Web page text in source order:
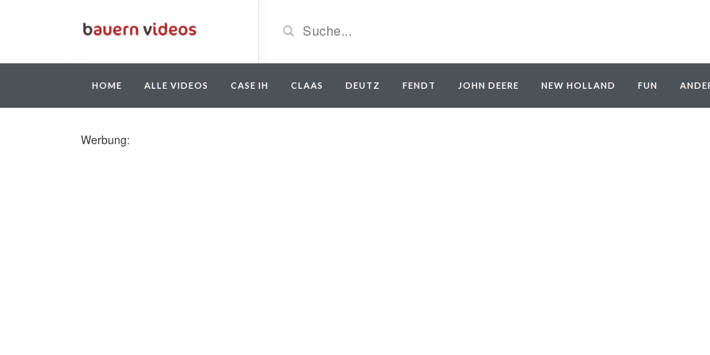
HOME ALLE VIDEOS CASE IH CLAAS DEUTZ FENDT JOHN DEERE NEW HOLLAND FUN
Werbung: